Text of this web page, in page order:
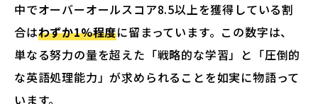
中でオーバーオールスコア8.5以上を獲得している割
合はわずか1%程度に留まっています。この数字は、
単なる努力の量を超えた「戦略的な学習」と「圧倒的
な英語処理能力」が求められることを如実に物語って
います。